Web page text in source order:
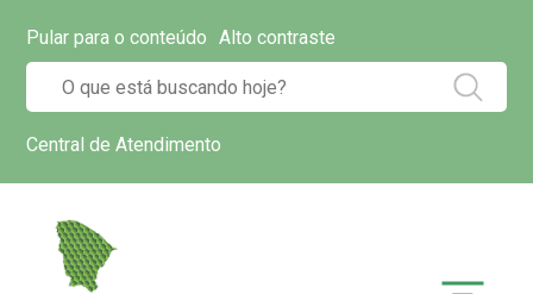
Pular para o conteúdo Alto contraste
Central de Atendimento